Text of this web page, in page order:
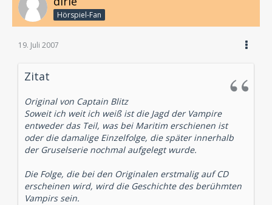
Hörspiel-Fan
19. Juli 2007
Zitat
Original von Captain Blitz
Soweit ich weit ich weiß ist die Jagd der Vampire
entweder das Teil, was bei Maritim erschienen ist
oder die damalige Einzelfolge, die später innerhalb
der Gruselserie nochmal aufgelegt wurde.
Die Folge, die bei den Originalen erstmalig auf CD
erscheinen wird, wird die Geschichte des berühmten
Vampirs sein.